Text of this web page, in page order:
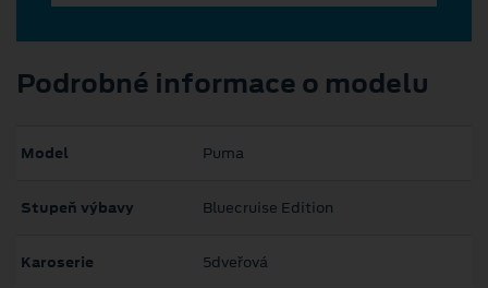
Podrobné informace o modelu
Model Puma
Stupeň výbavy Bluecruise Edition
Karoserie 5dveřová